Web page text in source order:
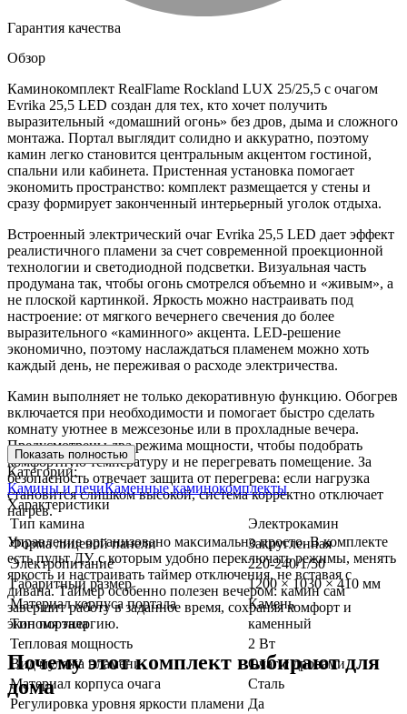
Гарантия качества
Обзор
Каминокомплект RealFlame Rockland LUX 25/25,5 с очагом
Evrika 25,5 LED создан для тех, кто хочет получить
выразительный «домашний огонь» без дров, дыма и сложного
монтажа. Портал выглядит солидно и аккуратно, поэтому
камин легко становится центральным акцентом гостиной,
спальни или кабинета. Пристенная установка помогает
экономить пространство: комплект размещается у стены и
сразу формирует законченный интерьерный уголок отдыха.
Встроенный электрический очаг Evrika 25,5 LED дает эффект
реалистичного пламени за счет современной проекционной
технологии и светодиодной подсветки. Визуальная часть
продумана так, чтобы огонь смотрелся объемно и «живым», а
не плоской картинкой. Яркость можно настраивать под
настроение: от мягкого вечернего свечения до более
выразительного «каминного» акцента. LED-решение
экономично, поэтому наслаждаться пламенем можно хоть
каждый день, не переживая о расходе электричества.
Камин выполняет не только декоративную функцию. Обогрев
включается при необходимости и помогает быстро сделать
комнату уютнее в межсезонье или в прохладные вечера.
Предусмотрены два режима мощности, чтобы подобрать
комфортную температуру и не перегревать помещение. За
безопасность отвечает защита от перегрева: если нагрузка
становится слишком высокой, система корректно отключает
нагрев.
Управление организовано максимально просто. В комплекте
есть пульт ДУ, с которым удобно переключать режимы, менять
яркость и настраивать таймер отключения, не вставая с
дивана. Таймер особенно полезен вечером: камин сам
завершит работу в заданное время, сохраняя комфорт и
экономя энергию.
Почему этот комплект выбирают для
дома
Показать полностью
Категории:
Камины и печиКаменные каминокомплекты
Характеристики
Тип камина
Электрокамин
Форма лицевой панели
Закругленная
Электропитание
220-240/1/50
Габаритный размер
1200 × 1030 × 410 мм
Материал корпуса портала
Камень
Тип портала
каменный
Тепловая мощность
2 Вт
Вид муляжа пламени
Очаг с дровами
Материал корпуса очага
Сталь
Регулировка уровня яркости пламени Да